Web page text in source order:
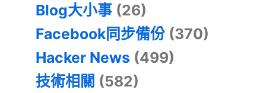
Blog大小事 (26)
Facebook同步備份 (370)
Hacker News (499)
技術相關 (582)